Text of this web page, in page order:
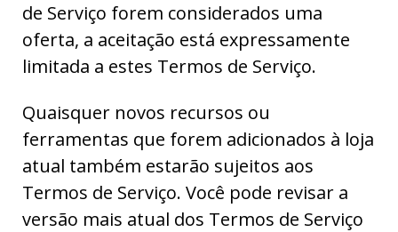
de Serviço forem considerados uma
oferta, a aceitação está expressamente
limitada a estes Termos de Serviço.
Quaisquer novos recursos ou
ferramentas que forem adicionados à loja
atual também estarão sujeitos aos
Termos de Serviço. Você pode revisar a
versão mais atual dos Termos de Serviço